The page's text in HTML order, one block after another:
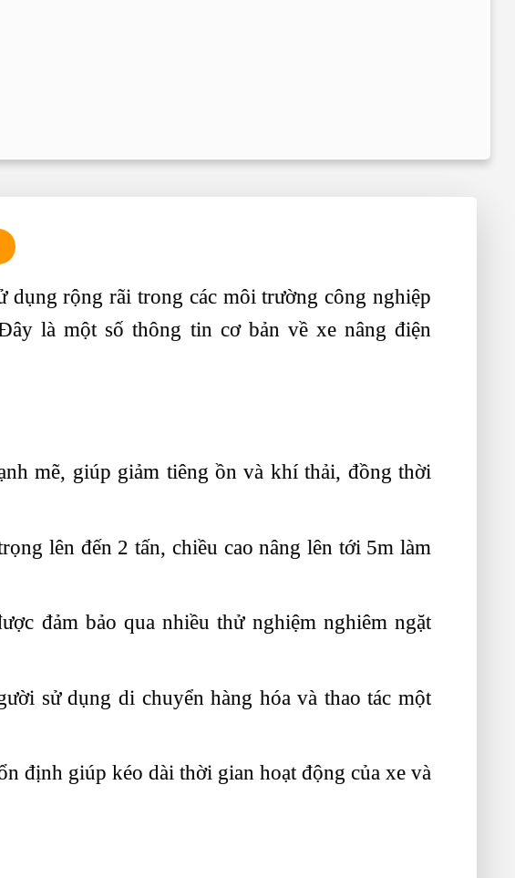
dụng rộng rãi trong các môi trường công nghiệp
là một số thông tin cơ bản về xe nâng điện
mẽ, giúp giảm tiêng ồn và khí thải, đồng thời
lên đến 2 tấn, chiều cao nâng lên tới 5m làm
đảm bảo qua nhiều thử nghiệm nghiêm ngặt
sử dụng di chuyển hàng hóa và thao tác một
định giúp kéo dài thời gian hoạt động của xe và